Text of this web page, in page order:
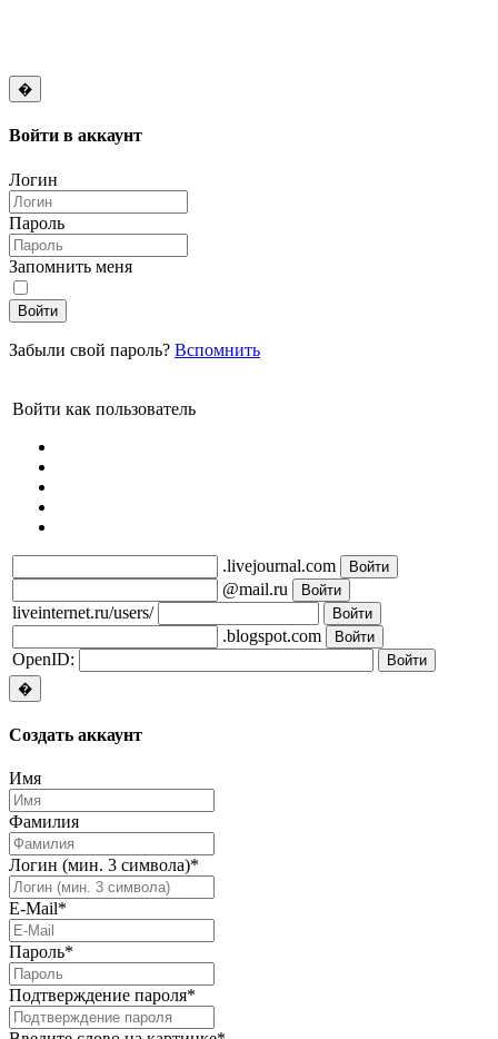
�
Войти в аккаунт
Логин
Пароль
Запомнить меня
Войти
Забыли свой пароль? Вспомнить
Войти как пользователь
.livejournal.com
@mail.ru
liveinternet.ru/users/
.blogspot.com
OpenID:
�
Создать аккаунт
Имя
Фамилия
Логин (мин. 3 символа)*
E-Mail*
Пароль*
Подтверждение пароля*